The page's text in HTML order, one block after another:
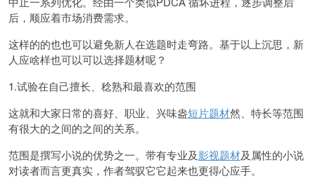
后，顺应着市场消费需求。
这样的的也也可以避免新人在选题时走弯路。基于以上沉思，新
人应啥样也可以可以选择题材呢？
1.试验在自己擅长、稔熟和最喜欢的范围
这就和大家日常的喜好、职业、兴味盎短片题材然、特长等范围
有很大的之间的之间的关系。
范围是撰写小说的优势之一。带有专业及影视题材及属性的小说
对读者而言更真实，作者驾驭它它起来也更得心应手。